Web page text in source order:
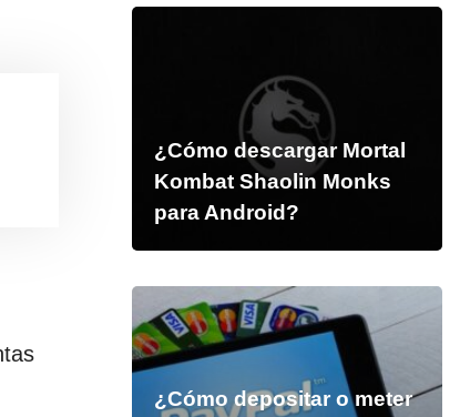
¿Cómo descargar Mortal
Kombat Shaolin Monks
para Android?
¿Cómo depositar o meter